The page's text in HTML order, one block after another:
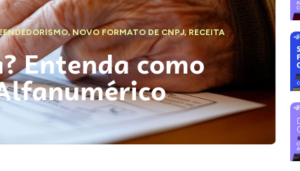
,NOVO FORMATO DE CNPJ,RECEITA
Entenda como